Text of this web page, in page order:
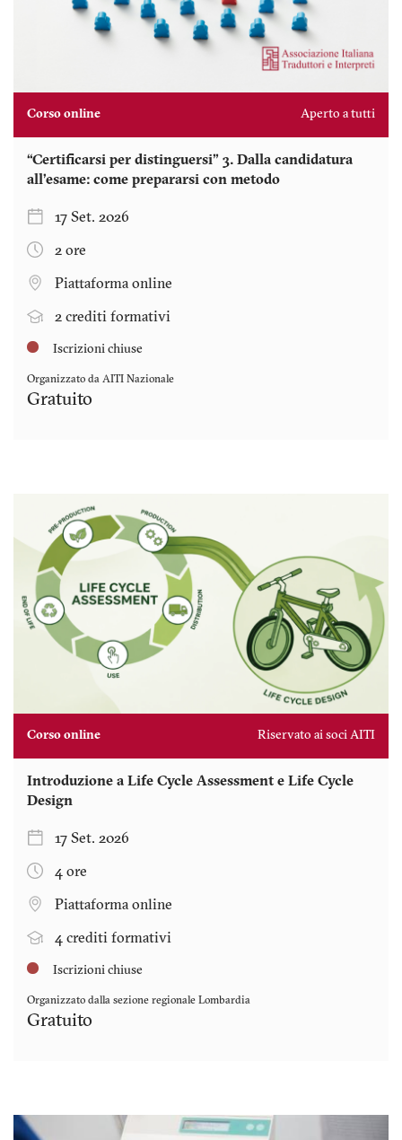
Corso online Aperto a tutti
“Certificarsi per distinguersi” 3. Dalla candidatura
all’esame: come prepararsi con metodo
17 Set. 2026
2 ore
Piattaforma online
2 crediti formativi
Iscrizioni chiuse
Organizzato da AITI Nazionale
Gratuito
Corso online Riservato ai soci AITI
Introduzione a Life Cycle Assessment e Life Cycle
Design
17 Set. 2026
4 ore
Piattaforma online
4 crediti formativi
Iscrizioni chiuse
Organizzato dalla sezione regionale Lombardia
Gratuito